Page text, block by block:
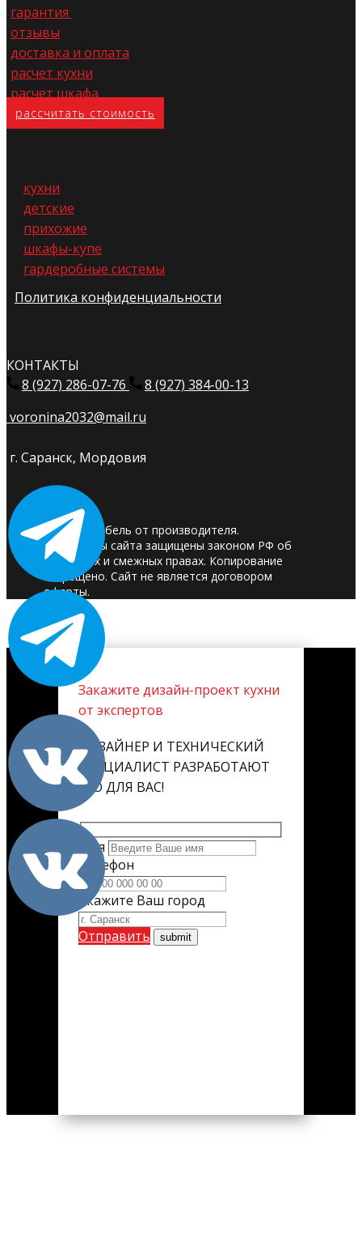
гарантия
отзывы
доставка и оплата
расчет кухни
расчет шкафа
расс​читать стоимость
кухни
детские
прихожие
шкафы-купе
гардеробные системы
Политика конфиденциальности
КОНТАКТЫ
8 (927) 286-07-76
8 (927) 384-00-13
voronina2032@mail.ru
г. Саранск, Мордовия
© 2025. Мебель от производителя.
Материалы сайта защищены законом РФ об
авторских и смежных правах. Копирование
запрещено. Сайт не является договором
оферты.
Закажите дизайн-проект кухни
от экспертов
ДИЗАЙНЕР И ТЕХНИЧЕСКИЙ
СПЕЦИАЛИСТ РАЗРАБОТАЮТ
ЕГО ДЛЯ ВАС!
Имя
Телефон
Укажите Ваш город
Отправить